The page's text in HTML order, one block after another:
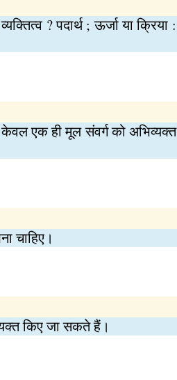
? पदार्थ ; ऊर्जा या क्रिया :
एक ही मूल संवर्ग को अभिव्यक्त
चाहिए।
किए जा सकते हैं।